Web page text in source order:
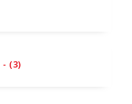
- (3)